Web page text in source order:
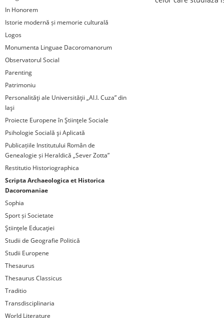
In Honorem
Istorie modernă și memorie culturală
Logos
Monumenta Linguae Dacoromanorum
Observatorul Social
Parenting
Patrimoniu
Personalităţi ale Universităţii „Al.I. Cuza” din
Iaşi
Proiecte Europene în Ştiinţele Sociale
Psihologie Socială şi Aplicată
Publicațiile Institutului Român de
Genealogie și Heraldică „Sever Zotta”
Restitutio Historiographica
Scripta Archaeologica et Historica
Dacoromaniae
Sophia
Sport și Societate
Ştiinţele Educaţiei
Studii de Geografie Politică
Studii Europene
Thesaurus
Thesaurus Classicus
Traditio
Transdisciplinaria
World Literature